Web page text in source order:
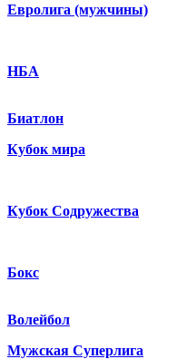
Евролига (мужчины)
НБА
Биатлон
Кубок мира
Кубок Содружества
Бокс
Волейбол
Мужская Суперлига